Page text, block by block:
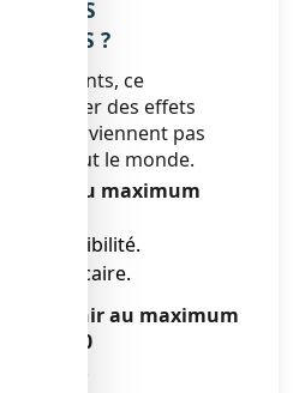
EFFETS
?
ce
provoquer des effets
ils ne surviennent pas
chez tout le monde.
au maximum
urticaire.
survenir au maximum
10 000